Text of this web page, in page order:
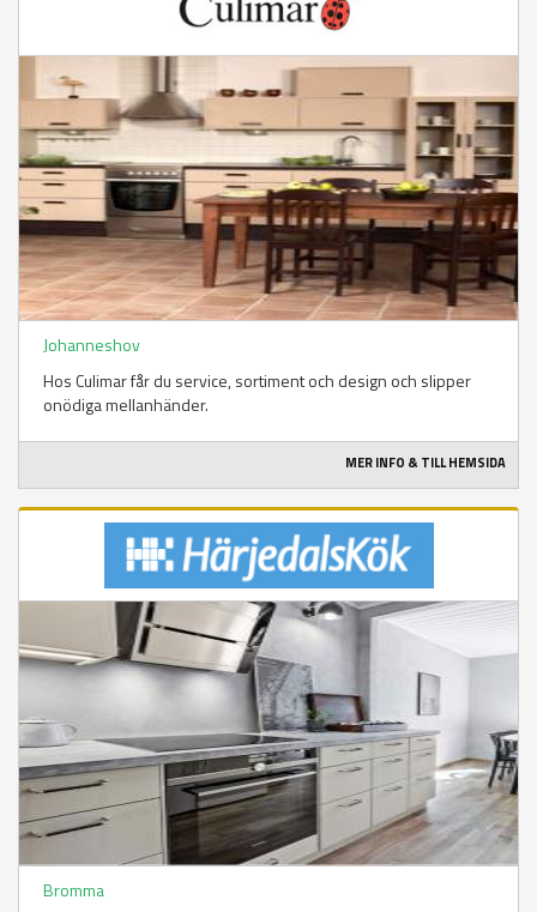
Johanneshov
Hos Culimar får du service, sortiment och design och slipper
onödiga mellanhänder.
MER INFO & TILL HEMSIDA
Bromma